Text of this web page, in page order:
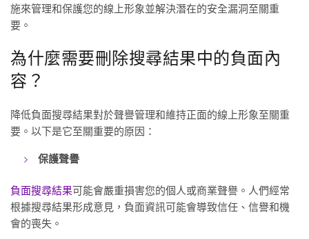
施來管理和保護您的線上形象並解決潛在的安全漏洞至關重
要。
為什麼需要刪除搜尋結果中的負面內
容？
降低負面搜尋結果對於聲譽管理和維持正面的線上形象至關重
要。以下是它至關重要的原因：
保護聲譽
負面搜尋結果可能會嚴重損害您的個人或商業聲譽。人們經常
根據搜尋結果形成意見，負面資訊可能會導致信任、信譽和機
會的喪失。